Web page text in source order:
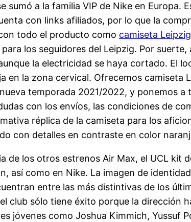
sumó a la familia VIP de Nike en
con links afiliados, por lo que la
todo el producto como camiseta Leipzig
los seguidores del Leipzig. Por
la electricidad se haya cortado. El
en la zona cervical. Ofrecemos camiseta
temporada 2021/2022, y ponemos
con los envíos, las condiciones de
réplica de la camiseta para los
con detalles en contraste en color
de los otros estrenos Air Max, el UCL kit
así como en Nike. La imagen de
entre las más distintivas de los
club sólo tiene éxito porque la dirección
jóvenes como Joshua Kimmich, Yussuf